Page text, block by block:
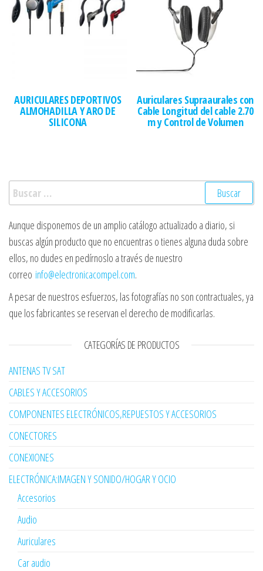
AURICULARES DEPORTIVOS
ALMOHADILLA Y ARO DE
SILICONA
Auriculares Supraaurales con
Cable Longitud del cable 2.70
m y Control de Volumen
Buscar:
Aunque disponemos de un amplio catálogo actualizado a diario, si
buscas algún producto que no encuentras o tienes alguna duda sobre
ellos, no dudes en pedírnoslo a través de nuestro
correo info@electronicacompel.com.
A pesar de nuestros esfuerzos, las fotografías no son contractuales, ya
que los fabricantes se reservan el derecho de modificarlas.
CATEGORÍAS DE PRODUCTOS
ANTENAS TV SAT
CABLES Y ACCESORIOS
COMPONENTES ELECTRÓNICOS,REPUESTOS Y ACCESORIOS
CONECTORES
CONEXIONES
ELECTRÓNICA:IMAGEN Y SONIDO/HOGAR Y OCIO
Accesorios
Audio
Auriculares
Car audio